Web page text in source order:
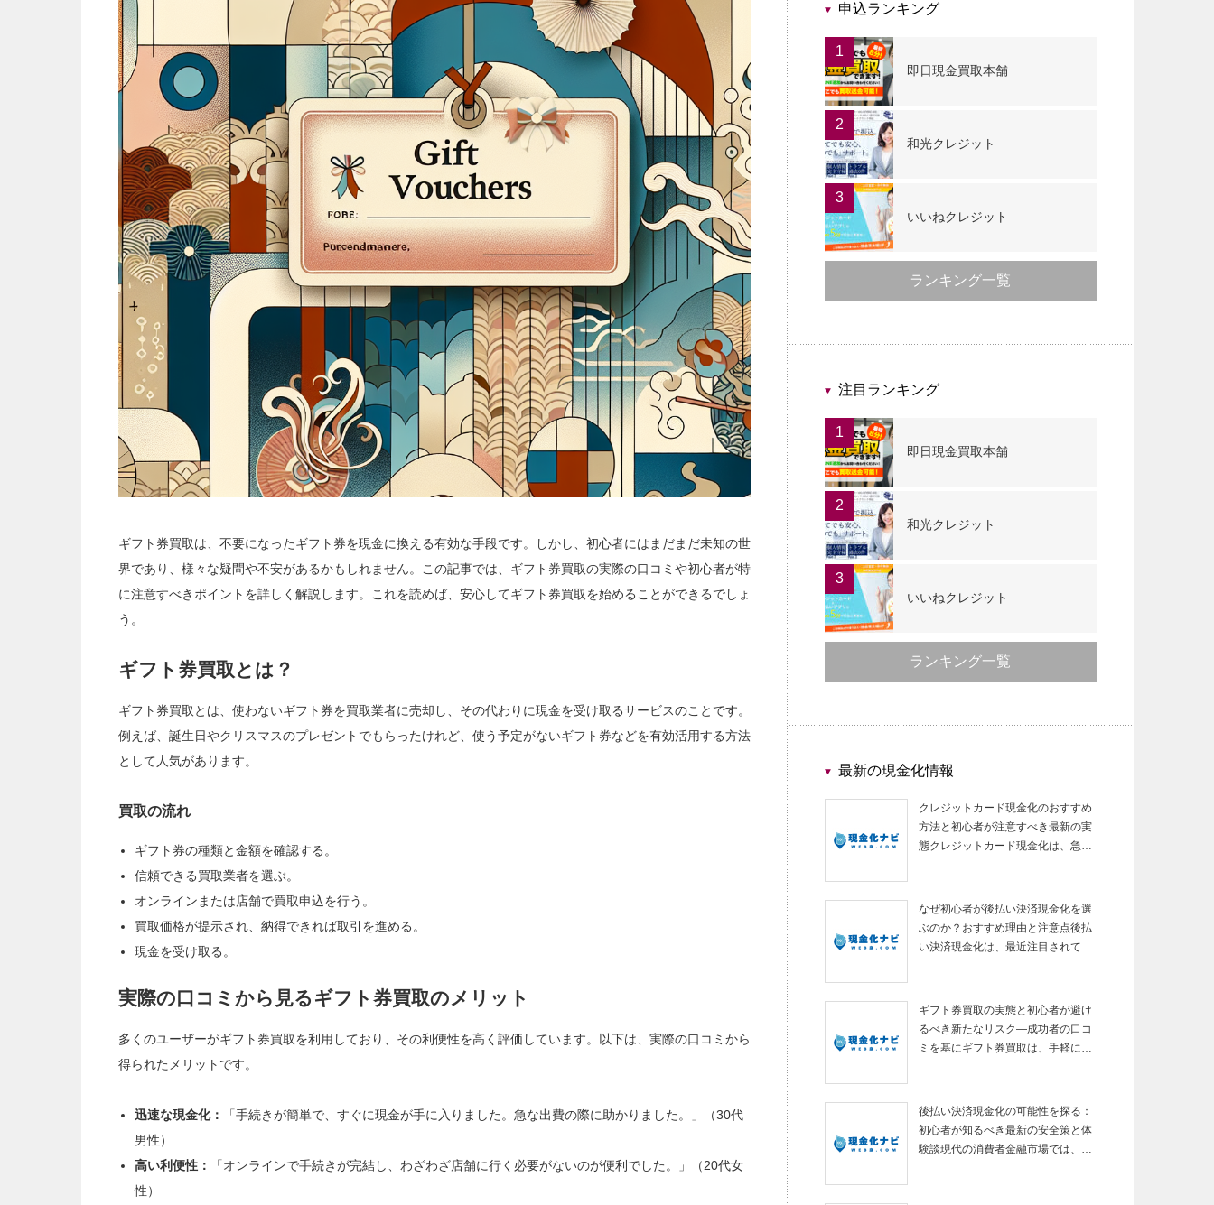
ギフト券買取は、不要になったギフト券を現金に換える有効な手段です。しかし、初心者にはまだまだ未知の世
界であり、様々な疑問や不安があるかもしれません。この記事では、ギフト券買取の実際の口コミや初心者が特
に注意すべきポイントを詳しく解説します。これを読めば、安心してギフト券買取を始めることができるでしょ
う。
ギフト券買取とは？
ギフト券買取とは、使わないギフト券を買取業者に売却し、その代わりに現金を受け取るサービスのことです。
例えば、誕生日やクリスマスのプレゼントでもらったけれど、使う予定がないギフト券などを有効活用する方法
として人気があります。
買取の流れ
ギフト券の種類と金額を確認する。
信頼できる買取業者を選ぶ。
オンラインまたは店舗で買取申込を行う。
買取価格が提示され、納得できれば取引を進める。
現金を受け取る。
実際の口コミから見るギフト券買取のメリット
多くのユーザーがギフト券買取を利用しており、その利便性を高く評価しています。以下は、実際の口コミから
得られたメリットです。
迅速な現金化：
「手続きが簡単で、すぐに現金が手に入りました。急な出費の際に助かりました。」（30代
男性）
高い利便性：
「オンラインで手続きが完結し、わざわざ店舗に行く必要がないのが便利でした。」（20代女
性）
申込ランキング
1
即日現金買取本舗
2
和光クレジット
3
いいねクレジット
ランキング一覧
注目ランキング
1
即日現金買取本舗
2
和光クレジット
3
いいねクレジット
ランキング一覧
最新の現金化情報
クレジットカード現金化のおすすめ
方法と初心者が注意すべき最新の実
態クレジットカード現金化は、急…
なぜ初心者が後払い決済現金化を選
ぶのか？おすすめ理由と注意点後払
い決済現金化は、最近注目されて…
ギフト券買取の実態と初心者が避け
るべき新たなリスク—成功者の口コ
ミを基にギフト券買取は、手軽に…
後払い決済現金化の可能性を探る：
初心者が知るべき最新の安全策と体
験談現代の消費者金融市場では、…